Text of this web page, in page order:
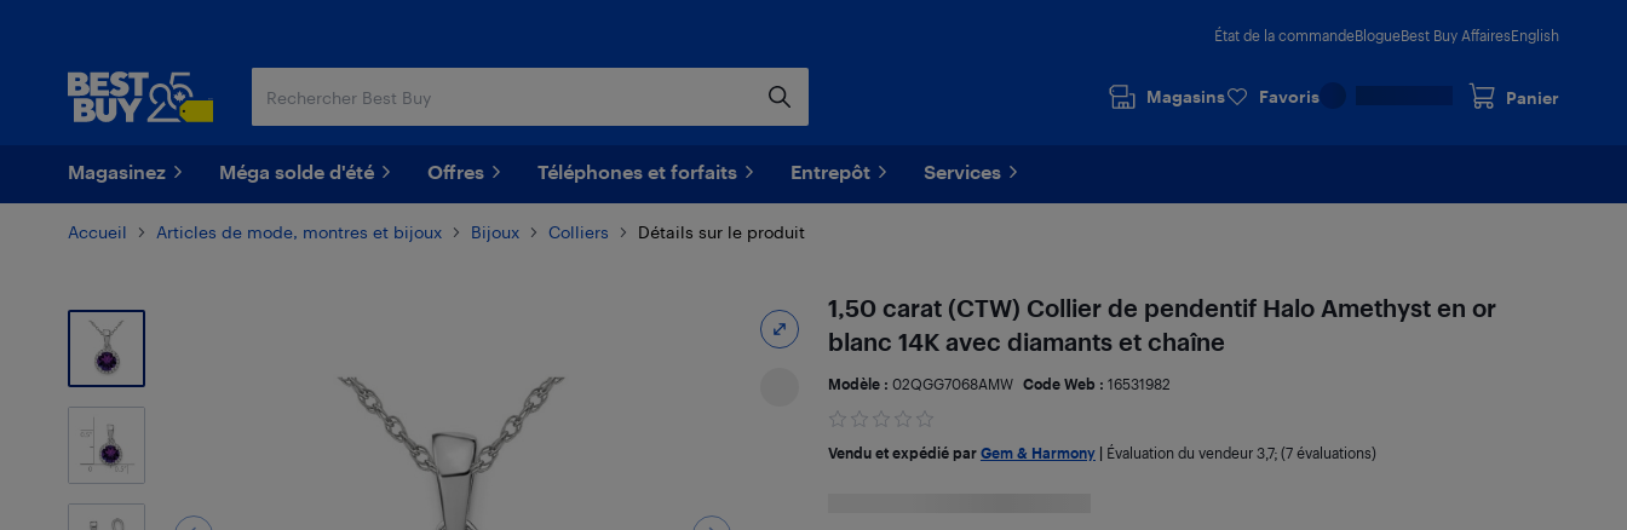
État de la commandeBlogueBest Buy AffairesEnglish
Magasins Favoris Panier
Magasinez Méga solde d'été Offres Téléphones et forfaits Entrepôt Services
Accueil Articles de mode, montres et bijoux Bijoux Colliers Détails sur le produit
1,50 carat (CTW) Collier de pendentif Halo Amethyst en or
blanc 14K avec diamants et chaîne
Modèle : 02QGG7068AMW Code Web : 16531982
Vendu et expédié par Gem & Harmony| Évaluation du vendeur 3,7; (7 évaluations)